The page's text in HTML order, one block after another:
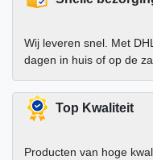
Wij leveren snel. Met
dagen in huis of op de
Top Kwaliteit
Producten van hoge